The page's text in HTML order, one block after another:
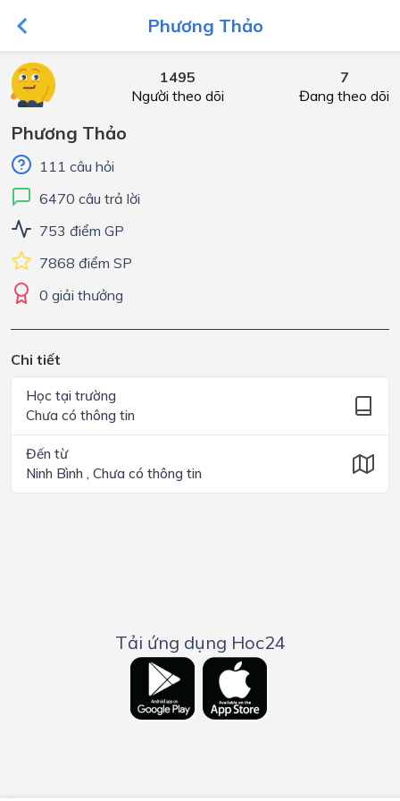
Phương Thảo
1495
Người theo dõi
7
Đang theo dõi
Phương Thảo
111 câu hỏi
6470 câu trả lời
753 điểm GP
7868 điểm SP
0 giải thưởng
Chi tiết
Học tại trường
Chưa có thông tin
Đến từ
Ninh Bình , Chưa có thông tin
Tải ứng dụng Hoc24